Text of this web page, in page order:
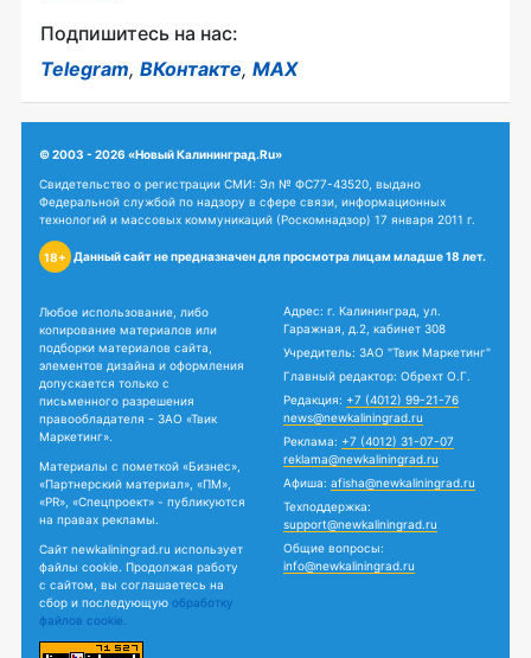
Подпишитесь на нас:
Telegram, ВКонтакте, MAX
© 2003 - 2026 «Новый Калининград.Ru»
Свидетельство о регистрации СМИ: Эл № ФС77-43520, выдано
Федеральной службой по надзору в сфере связи, информационных
технологий и массовых коммуникаций (Роскомнадзор) 17 января 2011 г.
18+ Данный сайт не предназначен для просмотра лицам младше 18 лет.
Любое использование, либо
копирование материалов или
подборки материалов сайта,
элементов дизайна и оформления
допускается только с
письменного разрешения
правообладателя - ЗАО «Твик
Маркетинг».
Материалы с пометкой «Бизнес»,
«Партнерский материал», «ПМ»,
«PR», «Спецпроект» - публикуются
на правах рекламы.
Сайт newkaliningrad.ru использует
файлы cookie. Продолжая работу
с сайтом, вы соглашаетесь на
сбор и последующую обработку
файлов cookie.
Адрес: г. Калининград, ул.
Гаражная, д.2, кабинет 308
Учредитель: ЗАО "Твик Маркетинг"
Главный редактор: Обрехт О.Г.
Редакция: +7 (4012) 99-21-76
news@newkaliningrad.ru
Реклама: +7 (4012) 31-07-07
reklama@newkaliningrad.ru
Афиша: afisha@newkaliningrad.ru
Техподдержка:
support@newkaliningrad.ru
Общие вопросы:
info@newkaliningrad.ru